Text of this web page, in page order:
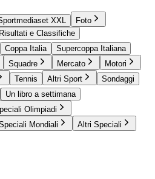
XXL
Foto
Risultati e Classifiche
Coppa Italia
Supercoppa Italiana
Squadre Mercato
Motori
Tennis Altri Sport
Sondaggi
Un libro a settimana
Olimpiadi
Mondiali Altri Speciali